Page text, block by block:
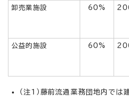
卸売業施設 60%
公益的施設 60%
（注1）藤前流通業務団地内で